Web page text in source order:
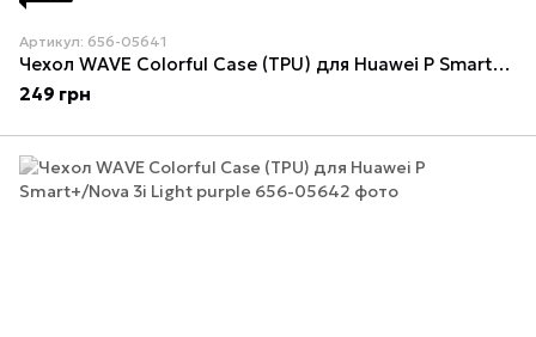
Артикул: 656-05641
Чехол WAVE Colorful Case (TPU) для Huawei P Smart+/Nova 3i Pink sand
249 грн